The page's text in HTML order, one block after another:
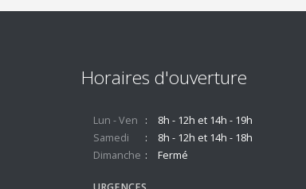
Horaires d'ouverture
Lun - Ven
8h - 12h et 14h - 19h
Samedi
8h - 12h et 14h - 18h
Dimanche
Fermé